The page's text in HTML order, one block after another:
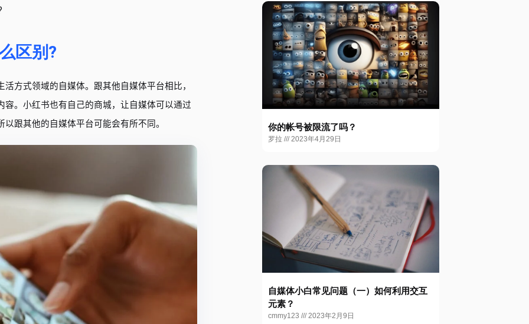
区别?
方式领域的自媒体。跟其他自媒体平台相比，
。小红书也有自己的商城，让自媒体可以通过
跟其他的自媒体平台可能会有所不同。
你的帐号被限流了吗？
罗拉 2023年4月29日
自媒体小白常见问题（一）如何利用交互
元素？
cmmy123 2023年2月9日